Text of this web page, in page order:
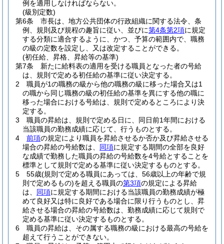
例を適用しなければならない。
(級別定数)
第6条
市長は、地方公共団体の行政組織に関する法令、条
例、規則及び規程の趣旨に従い、並びに第4条第2項に規定
する分類に適合するように、かつ、予算の範囲内で、職務
の級の定数を設定し、又は改定することができる。
(初任給、昇格、昇給等の基準)
第7条
新たに給料表の適用を受ける職員となった者の号給
は、規則で定める初任給の基準に従い決定する。
2
職員が1の職務の級から他の職務の級に移った場合又は1
の職から同じ職務の級の初任給の基準を異にする他の職に
移った場合における号給は、規則で定めるところにより決
定する。
3
職員の昇給は、規則で定める日に、同日前1年間における
当該職員の勤務成績に応じて、行うものとする。
4
前項の規定により職員を昇給させるか否か及び昇給させる
場合の昇給の号給数は、 同項に規定する期間の全部を良好
な成績で勤務した職員の昇給の号給数を4号給とすることを
標準として規則で定める基準に従い決定するものとする。
5
55歳(規則で定める職員にあっては、56歳以上の年齢で規
則で定めるもの)を超える職員の第3項の規定による昇給
は、 同項に規定する期間における当該職員の勤務成績が極
めて良好又は特に良好である場合に限り行うものとし、昇
給させる場合の昇給の号給数は、勤務成績に応じて規則で
定める基準に従い決定するものとする。
6
職員の昇給は、その属する職務の級における最高の号給を
超えて行うことができない。